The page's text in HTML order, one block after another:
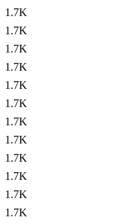
1.7K
1.7K
1.7K
1.7K
1.7K
1.7K
1.7K
1.7K
1.7K
1.7K
1.7K
1.7K